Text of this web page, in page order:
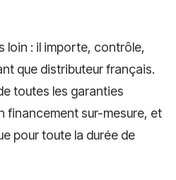
loin : il importe, contrôle,
que distributeur français.
toutes les garanties
financement sur-mesure, et
pour toute la durée de